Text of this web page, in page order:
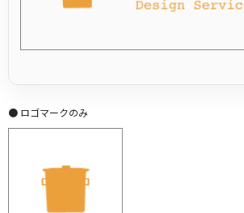
● ロゴマークのみ